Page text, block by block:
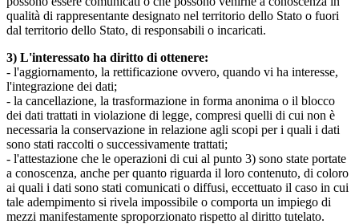
qualità di rappresentante designato nel territorio dello Stato o fuori
dal territorio dello Stato, di responsabili o incaricati.
3) L'interessato ha diritto di ottenere:
- l'aggiornamento, la rettificazione ovvero, quando vi ha interesse,
l'integrazione dei dati;
- la cancellazione, la trasformazione in forma anonima o il blocco
dei dati trattati in violazione di legge, compresi quelli di cui non è
necessaria la conservazione in relazione agli scopi per i quali i dati
sono stati raccolti o successivamente trattati;
- l'attestazione che le operazioni di cui al punto 3) sono state portate
a conoscenza, anche per quanto riguarda il loro contenuto, di coloro
ai quali i dati sono stati comunicati o diffusi, eccettuato il caso in cui
tale adempimento si rivela impossibile o comporta un impiego di
mezzi manifestamente sproporzionato rispetto al diritto tutelato.